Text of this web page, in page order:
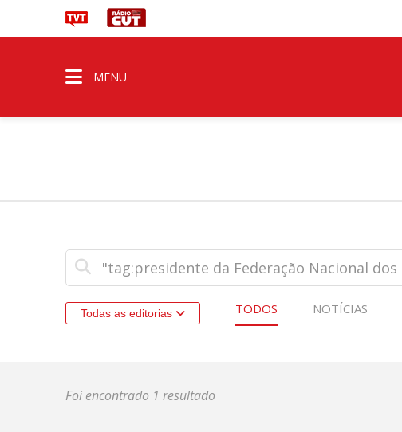
MENU
Todas as editorias TODOS NOTÍCIAS
Foi encontrado 1 resultado